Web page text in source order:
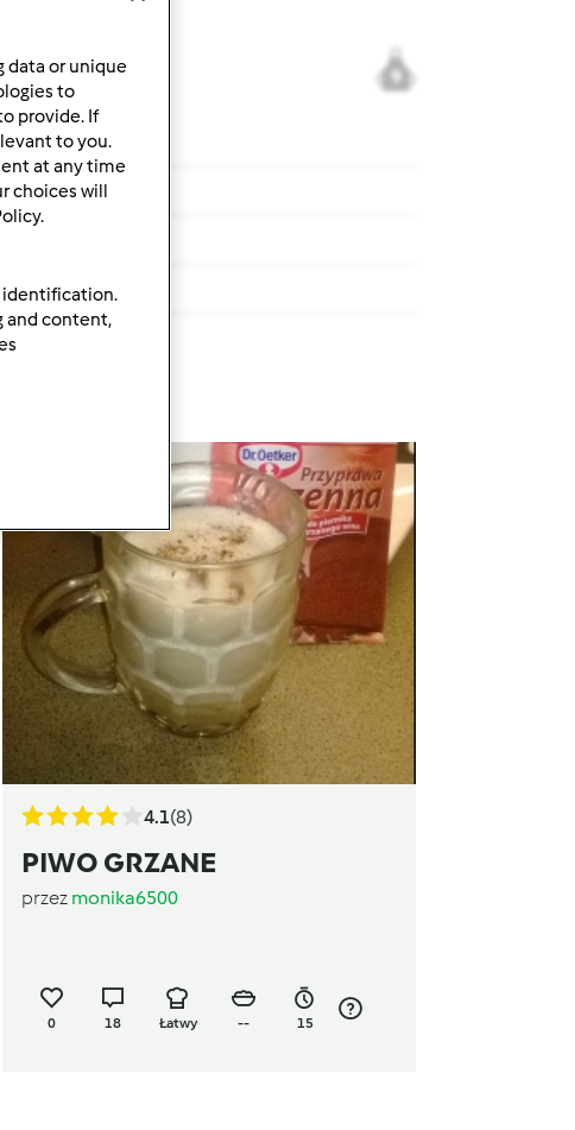
9
21
przepis
4.1(8)
PIWO GRZANE
przez monika6500
0 18 Łatwy -- 15
data or unique
to
provide. If
to you.
at any time
choices will
identification.
and content,